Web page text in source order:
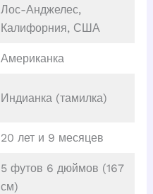
Лос-Анджелес,
Калифорния, США
Американка
Индианка (тамилка)
20 лет и 9 месяцев
5 футов 6 дюймов (167
см)